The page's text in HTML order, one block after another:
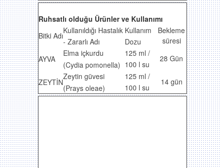
Ruhsatlı olduğu Ürünler ve Kullanımı
Bitki Adı
Kullanıldığı Hastalık
- Zararlı Adı
Kullanım
Dozu
Bekleme
süresi
AYVA
Elma içkurdu
(Cydia pomonella)
125 ml /
100 l su
28 Gün
ZEYTİN
Zeytin güvesi
(Prays oleae)
125 ml /
100 l su
14 gün